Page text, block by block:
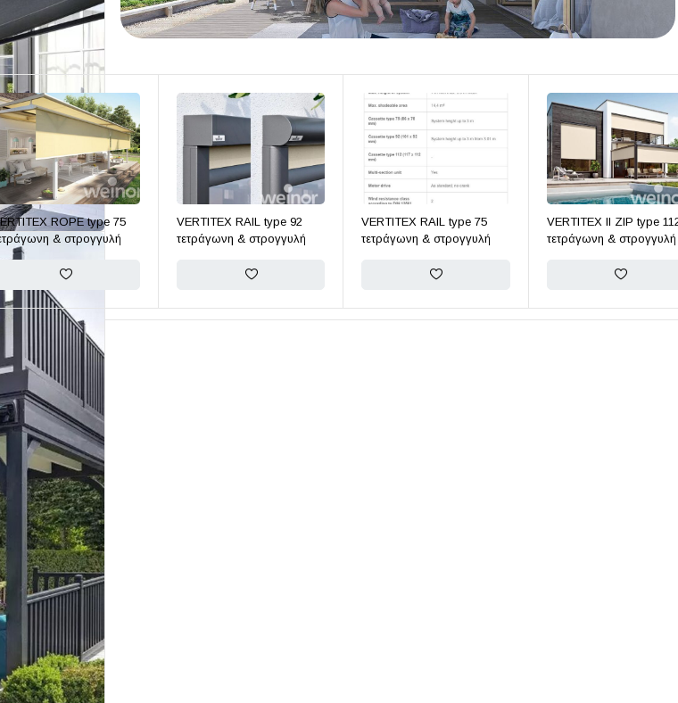
ROPE type 75
& στρογγυλή
VERTITEX RAIL type 92
τετράγωνη & στρογγυλή
VERTITEX RAIL type 75
τετράγωνη & στρογγυλή
VERTITEX II ZIP type
τετράγωνη & στρογγυλή